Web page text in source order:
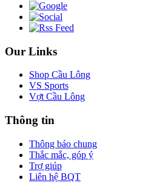
Our Links
Shop Cầu Lông
VS Sports
Vợt Cầu Lông
Thông tin
Thông báo chung
Thắc mắc, góp ý
Trợ giúp
Liên hệ BQT